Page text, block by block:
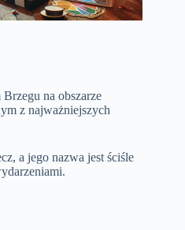
na obszarze
z najważniejszych
a jego nazwa jest ściśle